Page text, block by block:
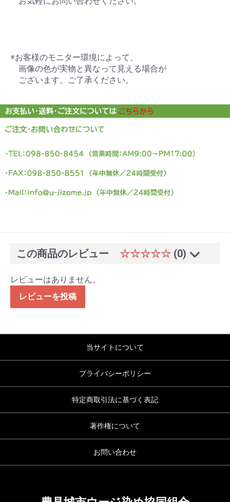
※お客様のモニター環境によって、
画像の色が実物と異なって見える場合が
ございます。ご了承ください。
この商品のレビュー ☆☆☆☆☆ (0)
レビューはありません。
レビューを投稿
当サイトについて
プライバシーポリシー
特定商取引法に基づく表記
著作権について
お問い合わせ